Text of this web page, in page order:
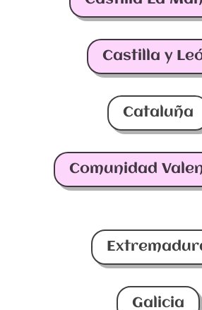
Castilla y
Cataluña
Comunidad
Galicia